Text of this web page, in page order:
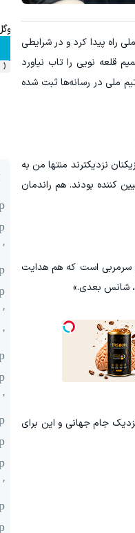
راه پیدا کرد و در شرایطی
این تصمیم قلعه نویی را تاب نیاورد
ملی در رسانه‌ها ثبت شده
نزدیکترند منتها من به
کننده بودند. هم راندمان
سرمربی است که هم هدایت
شانس بعدی.»
جام جهانی و این برای
نام کنید
‹